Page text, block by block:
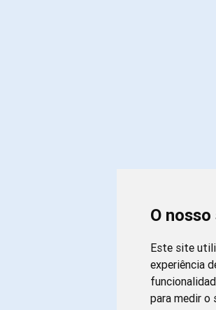
O
Este site
experiência
para medir o